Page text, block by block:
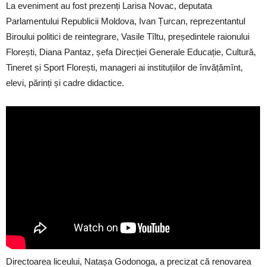
La eveniment au fost prezenți Larisa Novac, deputata
Parlamentului Republicii Moldova, Ivan Țurcan, reprezentantul
Biroului politici de reintegrare, Vasile Tîltu, președintele raionului
Florești, Diana Pantaz, șefa Direcției Generale Educație, Cultură,
Tineret și Sport Florești, manageri ai instituțiilor de învățămînt,
elevi, părinți și cadre didactice.
Directoarea liceului, Natașa Godonoga, a precizat că renovarea